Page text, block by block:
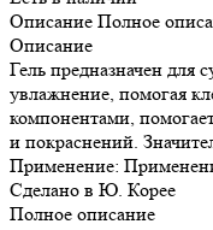
Описание Полное
Описание
Гель предназначен для
увлажнение, помогая
компонентами,
и покраснений.
Применение:
Сделано в Ю. Корее
Полное описание